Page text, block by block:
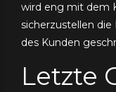
wird eng mit dem
sicherzustellen
des Kunden
Letzte